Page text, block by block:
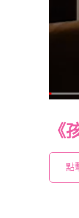
《
點